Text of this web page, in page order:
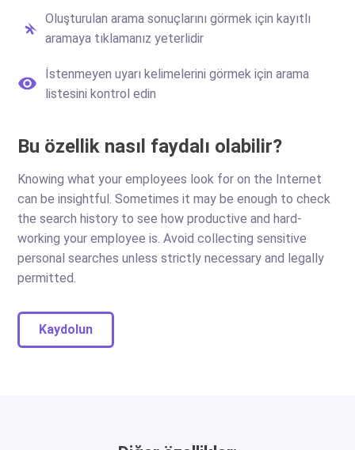
Oluşturulan arama sonuçlarını görmek için kayıtlı
aramaya tıklamanız yeterlidir
İstenmeyen uyarı kelimelerini görmek için arama
listesini kontrol edin
Bu özellik nasıl faydalı olabilir?
Knowing what your employees look for on the Internet
can be insightful. Sometimes it may be enough to check
the search history to see how productive and hard-
working your employee is. Avoid collecting sensitive
personal searches unless strictly necessary and legally
permitted.
Kaydolun